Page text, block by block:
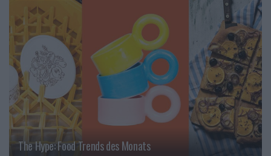
The Hype: Food Trends des Monats